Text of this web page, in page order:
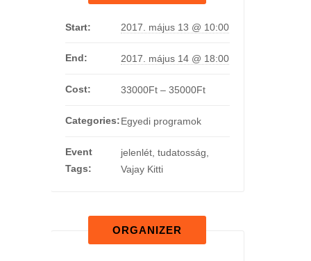
Start: 2017. május 13 @ 10:00
End: 2017. május 14 @ 18:00
Cost: 33000Ft – 35000Ft
Categories:Egyedi programok
Event
Tags:
jelenlét, tudatosság,
Vajay Kitti
ORGANIZER